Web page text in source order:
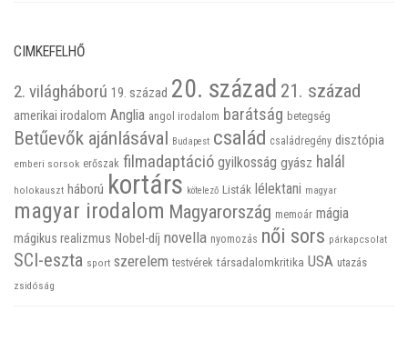
CIMKEFELHŐ
2. világháború 19. század 20. század 21. század
amerikai irodalom Anglia angol irodalom barátság betegség
Betűevők ajánlásával Budapest család családregény disztópia
emberi sorsok erőszak filmadaptáció gyilkosság gyász halál
holokauszt háború kortárs kötelező Listák lélektani magyar
magyar irodalom Magyarország memoár mágia
mágikus realizmus Nobel-díj novella nyomozás női sors párkapcsolat
SCI-eszta sport szerelem testvérek társadalomkritika USA utazás
zsidóság